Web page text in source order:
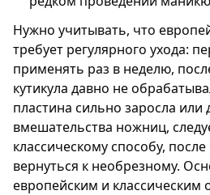
Нужно учитывать, что
требует регулярного ухода:
применять раз в неделю,
кутикула давно не
пластина сильно заросла или
вмешательства ножниц,
классическому способу,
вернуться к необрезному.
европейским и классическим